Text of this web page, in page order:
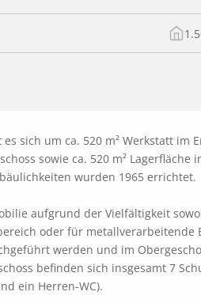
sich um ca. 520 m² Werkstatt im
sowie ca. 520 m² Lagerfläche
wurden 1965 errichtet.
aufgrund der Vielfältigkeit
oder für metallverarbeitende
werden und im
befinden sich insgesamt 7
ein Herren-WC).